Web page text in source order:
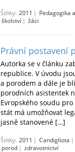
Štítky: 2011 | Pedagogika
školství | žáci
Právní postavení
Autorka se v článku
republice. V úvodu
a porodem a dále je
porodních asistentek
Evropského soudu
stát má umožňovat
jasně stanovené […]
Štítky: 2011 | Candigliota |
porod | zdravotnictví